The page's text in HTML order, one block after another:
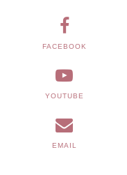
FACEBOOK
YOUTUBE
EMAIL